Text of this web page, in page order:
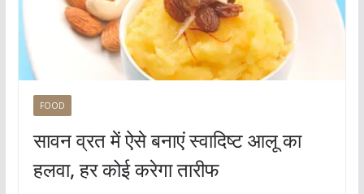
FOOD
सावन व्रत में ऐसे बनाएं स्वादिष्ट आलू का
हलवा, हर कोई करेगा तारीफ